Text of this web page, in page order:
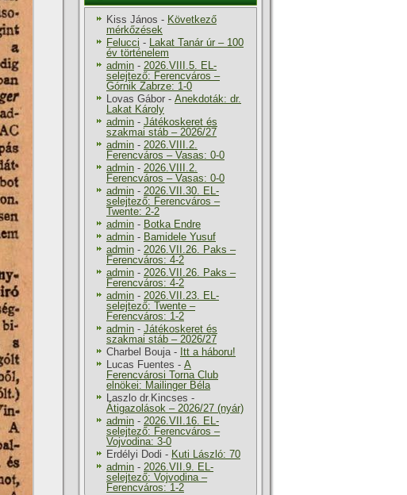
Kiss János - Következő
mérkőzések
Felucci - Lakat Tanár úr – 100
év történelem
admin - 2026.VIII.5. EL-
selejtező: Ferencváros –
Górnik Zabrze: 1-0
Lovas Gábor - Anekdoták: dr.
Lakat Károly
admin - Játékoskeret és
szakmai stáb – 2026/27
admin - 2026.VIII.2.
Ferencváros – Vasas: 0-0
admin - 2026.VIII.2.
Ferencváros – Vasas: 0-0
admin - 2026.VII.30. EL-
selejtező: Ferencváros –
Twente: 2-2
admin - Botka Endre
admin - Bamidele Yusuf
admin - 2026.VII.26. Paks –
Ferencváros: 4-2
admin - 2026.VII.26. Paks –
Ferencváros: 4-2
admin - 2026.VII.23. EL-
selejtező: Twente –
Ferencváros: 1-2
admin - Játékoskeret és
szakmai stáb – 2026/27
Charbel Bouja- Itt a háboru!
Lucas Fuentes - A
Ferencvárosi Torna Club
elnökei: Mailinger Béla
Laszlo dr.Kincses -
Átigazolások – 2026/27 (nyár)
admin - 2026.VII.16. EL-
selejtező: Ferencváros –
Vojvodina: 3-0
Erdélyi Dodi - Kuti László: 70
admin - 2026.VII.9. EL-
selejtező: Vojvodina –
Ferencváros: 1-2